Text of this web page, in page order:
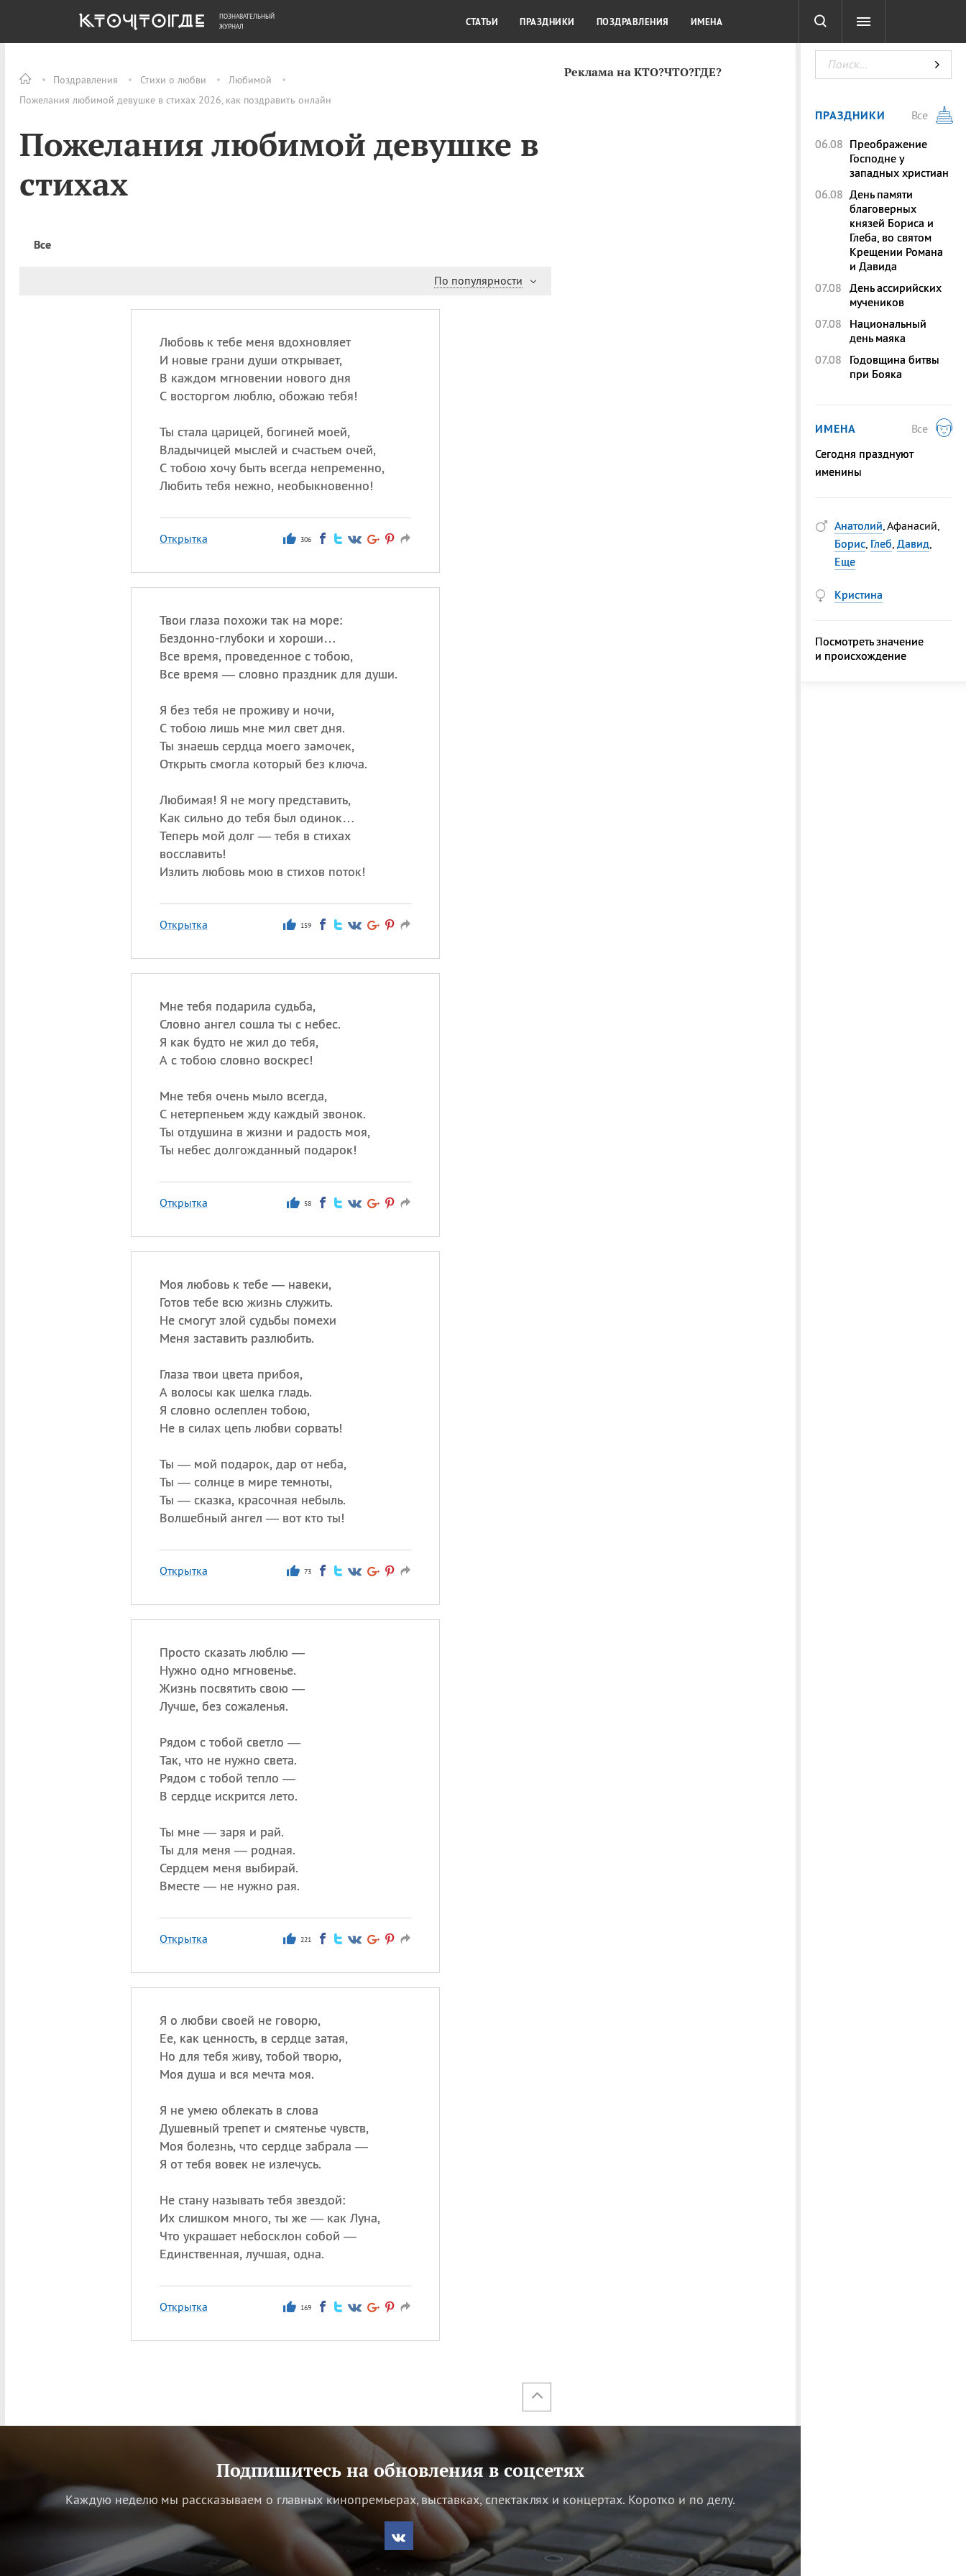
Поздравления Стихи о любви
Любимой
Пожелания любимой девушке в стихах 2026, как поздравить онлайн
Пожелания любимой девушке в
стихах
Все
По популярности
Любовь к тебе меня вдохновляет
И новые грани души открывает,
В каждом мгновении нового дня
С восторгом люблю, обожаю тебя!
Ты стала царицей, богиней моей,
Владычицей мыслей и счастьем очей,
С тобою хочу быть всегда непременно,
Любить тебя нежно, необыкновенно!
Открытка 306
Твои глаза похожи так на море:
Бездонно-глубоки и хороши…
Все время, проведенное с тобою,
Все время — словно праздник для души.
Я без тебя не проживу и ночи,
С тобою лишь мне мил свет дня.
Ты знаешь сердца моего замочек,
Открыть смогла который без ключа.
Любимая! Я не могу представить,
Как сильно до тебя был одинок…
Теперь мой долг — тебя в стихах
восславить!
Излить любовь мою в стихов поток!
Открытка 159
Мне тебя подарила судьба,
Словно ангел сошла ты с небес.
Я как будто не жил до тебя,
А с тобою словно воскрес!
Мне тебя очень мыло всегда,
С нетерпеньем жду каждый звонок.
Ты отдушина в жизни и радость моя,
Ты небес долгожданный подарок!
Открытка 58
Моя любовь к тебе — навеки,
Готов тебе всю жизнь служить.
Не смогут злой судьбы помехи
Меня заставить разлюбить.
Глаза твои цвета прибоя,
А волосы как шелка гладь.
Я словно ослеплен тобою,
Не в силах цепь любви сорвать!
Ты — мой подарок, дар от неба,
Ты — солнце в мире темноты,
Ты — сказка, красочная небыль.
Волшебный ангел — вот кто ты!
Открытка 73
Просто сказать люблю —
Нужно одно мгновенье.
Жизнь посвятить свою —
Лучше, без сожаленья.
Рядом с тобой светло —
Так, что не нужно света.
Рядом с тобой тепло —
В сердце искрится лето.
Ты мне — заря и рай.
Ты для меня — родная.
Сердцем меня выбирай.
Вместе — не нужно рая.
Открытка 221
Я о любви своей не говорю,
Ее, как ценность, в сердце затая,
Но для тебя живу, тобой творю,
Моя душа и вся мечта моя.
Я не умею облекать в слова
Душевный трепет и смятенье чувств,
Моя болезнь, что сердце забрала —
Я от тебя вовек не излечусь.
Не стану называть тебя звездой:
Их слишком много, ты же — как Луна,
Что украшает небосклон собой —
Единственная, лучшая, одна.
Открытка 169
Реклама на КТО?ЧТО?ГДЕ?
Подпишитесь на обновления в соцсетях
Каждую неделю мы рассказываем о главных кинопремьерах, выставках, спектаклях и концертах. Коротко и по делу.
ОБЩЕСТВО ДЕНЬГИ КУЛЬТУРА КРАСОТА ТЕСТЫ
ПОЗНАВАТЕЛЬНЫЙ
ЖУРНАЛ
СТАТЬИ ПРАЗДНИКИ ПОЗДРАВЛЕНИЯ ИМЕНА
ПРАЗДНИКИ
Все
06.08 Преображение
Господне у
западных христиан
06.08 День памяти
благоверных
князей Бориса и
Глеба, во святом
Крещении Романа
и Давида
07.08 День ассирийских
мучеников
07.08
Национальный
день маяка
07.08
Годовщина битвы
при Бояка
ИМЕНА
Все
Сегодня празднуют
именины
Анатолий, Афанасий,
Борис, Глеб, Давид,
Еще
Кристина
Посмотреть значение
и происхождение